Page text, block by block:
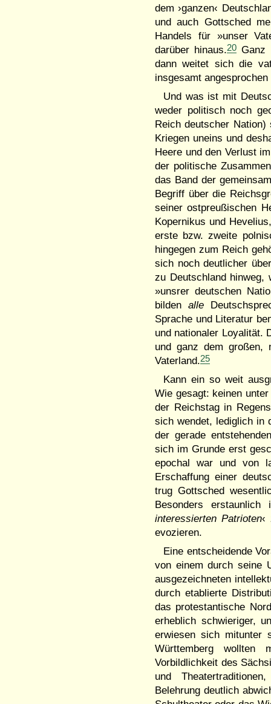
dem ›ganzen‹
und auch Gottsched
Handels für »unser
darüber hinaus.20 Ganz
dann weitet sich die
insgesamt
Und was ist mit
weder politisch noch
Reich deutscher
Kriegen uneins und
Heere und den Verlust
der politische
das Band der
Begriff über die
seiner ostpreußischen
Kopernikus und
erste bzw. zweite
hingegen zum Reich
sich noch deutlicher
zu Deutschland
»unsrer deutschen
bildenalle
Sprache und Literatur
und nationaler Loyalität.
und ganz dem großen,
Vaterland.25
Kann ein so weit
Wie gesagt: keinen
der Reichstag in
sich wendet, lediglich in
der gerade
sich im Grunde erst
epochal war und von
Erschaffung einer
trug Gottsched
Besonders
interessierten Patrioten‹
evozieren.
Eine entscheidende
von einem durch seine
ausgezeichneten
durch etablierte
das protestantische
erheblich schwieriger,
erwiesen sich mitunter
Württemberg wollten
Vorbildlichkeit des
und
Belehrung deutlich